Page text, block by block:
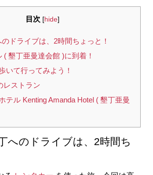
目次 [hide]
ドライブは、2時間ちょっと！
( 墾丁亜曼達会館 )に到着！
いて行ってみよう！
レストラン
テル Kenting Amanda Hotel ( 墾丁亜曼
へのドライブは、2時間ち